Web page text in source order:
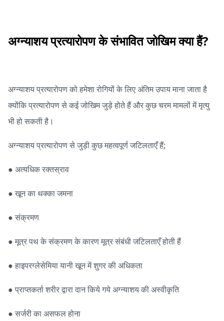
अग्न्याशय प्रत्यारोपण के संभावित जोखिम क्या हैं?
अग्न्याशय प्रत्यारोपण को हमेशा रोगियों के लिए अंतिम उपाय माना जाता है
क्योंकि प्रत्यारोपण से कई जोखिम जुड़े होते हैं और कुछ चरम मामलों में मृत्यु
भी हो सकती है।
अग्न्याशय प्रत्यारोपण से जुड़ी कुछ महत्वपूर्ण जटिलताएँ हैं;
● अत्यधिक रक्तस्राव
● खून का थक्का जमना
● संक्रमण
● मूत्र पथ के संक्रमण के कारण मूत्र संबंधी जटिलताएँ होती हैं
● हाइपरग्लेसेमिया यानी खून में शुगर की अधिकता
● प्राप्तकर्ता शरीर द्वारा दान किये गये अग्न्याशय की अस्वीकृति
● सर्जरी का असफल होना